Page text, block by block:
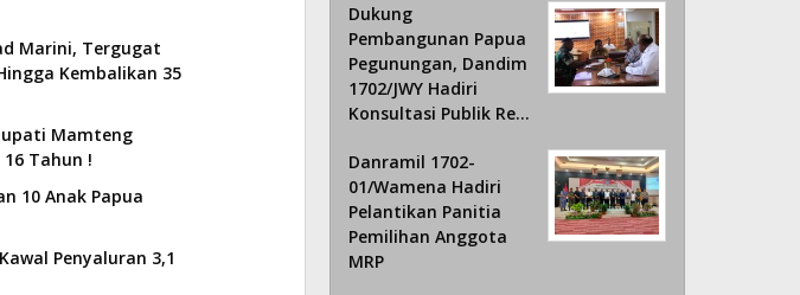
Marini, Tergugat
Kembalikan 35
Mamteng
Tahun !
10 Anak Papua
Penyaluran 3,1
Dukung
Pembangunan Papua
Pegunungan, Dandim
1702/JWY Hadiri
Konsultasi Publik Re…
Danramil 1702-
01/Wamena Hadiri
Pelantikan Panitia
Pemilihan Anggota
MRP